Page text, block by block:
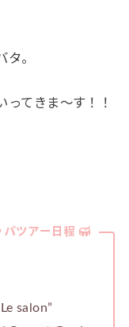
タ。
ってきま～す！！
ツアー日程
salon”